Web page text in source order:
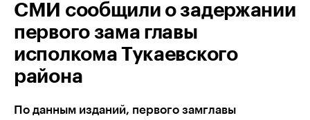
СМИ сообщили о задержании
первого зама главы
исполкома Тукаевского
района
По данным изданий, первого замглавы